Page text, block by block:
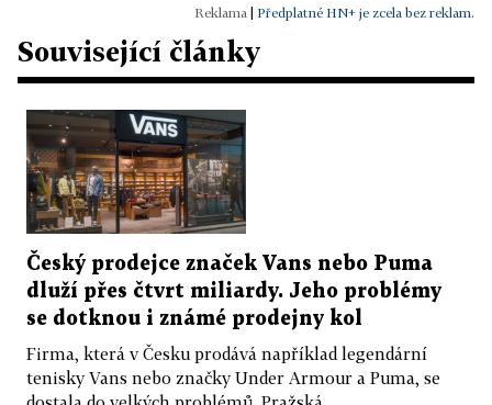
Předplatné HN+ je zcela bez reklam.
Související články
Český prodejce značek Vans nebo Puma
dluží přes čtvrt miliardy. Jeho problémy
se dotknou i známé prodejny kol
Firma, která v Česku prodává například legendární
tenisky Vans nebo značky Under Armour a Puma, se